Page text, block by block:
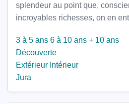
splendeur au point que,
incroyables richesses, on en
3 à 5 ans 6 à 10 ans + 10 ans
Découverte
Extérieur Intérieur
Jura